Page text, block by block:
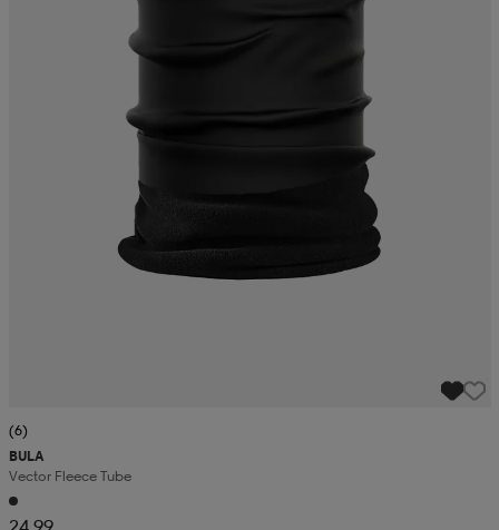
(6)
BULA
Vector Fleece Tube